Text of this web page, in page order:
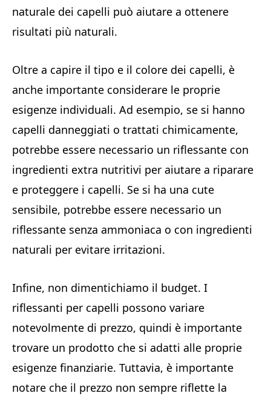
naturale dei capelli può aiutare a ottenere
risultati più naturali.
Oltre a capire il tipo e il colore dei capelli, è
anche importante considerare le proprie
esigenze individuali. Ad esempio, se si hanno
capelli danneggiati o trattati chimicamente,
potrebbe essere necessario un riflessante con
ingredienti extra nutritivi per aiutare a riparare
e proteggere i capelli. Se si ha una cute
sensibile, potrebbe essere necessario un
riflessante senza ammoniaca o con ingredienti
naturali per evitare irritazioni.
Infine, non dimentichiamo il budget. I
riflessanti per capelli possono variare
notevolmente di prezzo, quindi è importante
trovare un prodotto che si adatti alle proprie
esigenze finanziarie. Tuttavia, è importante
notare che il prezzo non sempre riflette la